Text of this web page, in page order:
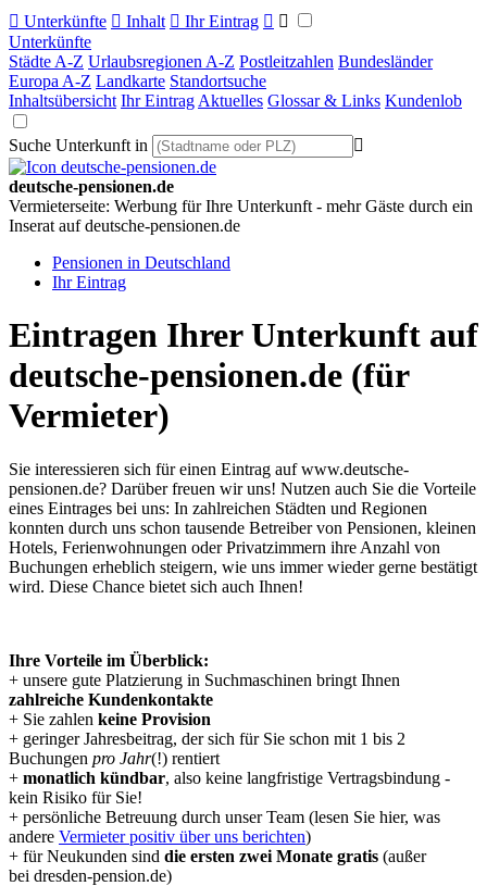
 Unterkünfte  Inhalt  Ihr Eintrag  
Unterkünfte
Städte A-Z Urlaubsregionen A-Z Postleitzahlen Bundesländer
Europa A-Z Landkarte Standortsuche
Inhaltsübersicht Ihr Eintrag Aktuelles Glossar & Links Kundenlob
Suche Unterkunft in 
deutsche-pensionen.de
Vermieterseite: Werbung für Ihre Unterkunft - mehr Gäste durch ein
Inserat auf deutsche-pensionen.de
Pensionen in Deutschland
Ihr Eintrag
Eintragen Ihrer Unterkunft auf
deutsche-pensionen.de (für
Vermieter)
Sie interessieren sich für einen Eintrag aufwww.deutsche-
pensionen.de? Darüber freuen wir uns! Nutzen auch Sie die Vorteile
eines Eintrages bei uns: In zahlreichen Städten und Regionen
konnten durch uns schon tausende Betreiber von Pensionen, kleinen
Hotels, Ferienwohnungen oder Privatzimmern ihre Anzahl von
Buchungen erheblich steigern, wie uns immer wieder gerne bestätigt
wird. Diese Chance bietet sich auch Ihnen!
Ihre Vorteile im Überblick:
+ unsere gute Platzierung in Suchmaschinen bringt Ihnen
zahlreiche Kundenkontakte
+ Sie zahlen keine Provision
+ geringer Jahresbeitrag, der sich für Sie schon mit 1 bis 2
Buchungen pro Jahr(!) rentiert
+ monatlich kündbar, also keine langfristige Vertragsbindung -
kein Risiko für Sie!
+ persönliche Betreuung durch unser Team (lesen Sie hier, was
andere Vermieter positiv über uns berichten)
+ für Neukunden sind die ersten zwei Monate gratis (außer
bei dresden-pension.de)